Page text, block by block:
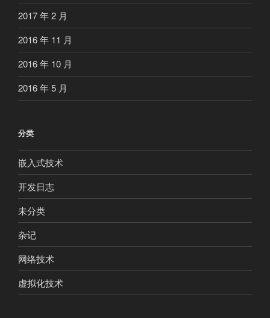
2017 年 2 月
2016 年 11 月
2016 年 10 月
2016 年 5 月
分类
嵌入式技术
开发日志
未分类
杂记
网络技术
虚拟化技术